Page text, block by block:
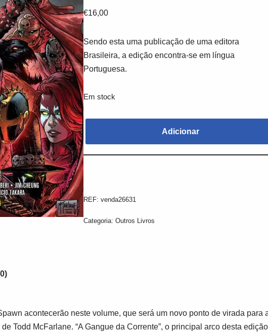
€16,00
Sendo esta uma publicação de uma editora
Brasileira, a edição encontra-se em língua
Portuguesa.
Em stock
Adicionar
REF:venda26631
Categoria:Outros Livros
acontecerão neste volume, que será um novo ponto de virada para
Todd McFarlane. “A Gangue da Corrente”, o principal arco desta